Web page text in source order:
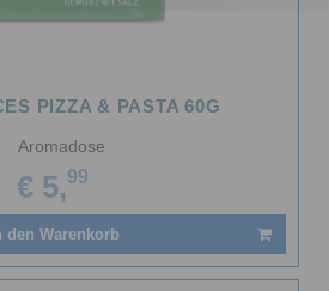
PIZZA & PASTA 60G
Aromadose
€ 5,99
den Warenkorb